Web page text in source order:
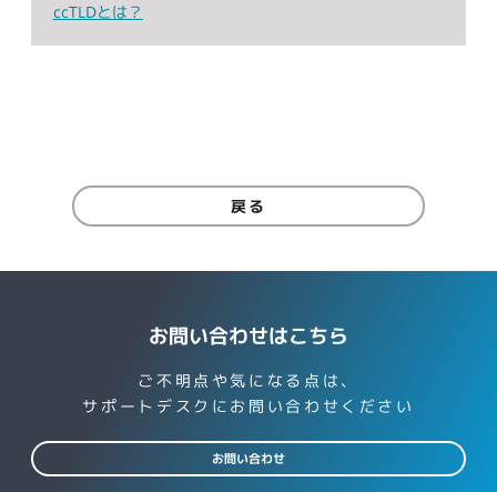
ccTLDとは？
戻る
お問い合わせはこちら
ご不明点や気になる点は、
サポートデスクにお問い合わせください
お問い合わせ